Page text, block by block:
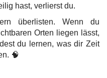
hast, verlierst du.
überlisten. Wenn du
Orten liegen lässt,
du lernen, was dir Zeit
🧠